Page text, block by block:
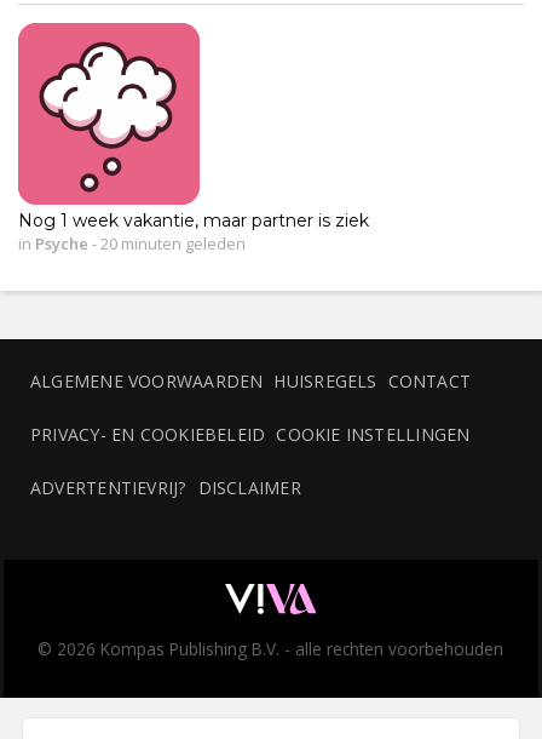
Nog 1 week vakantie, maar partner is ziek
in Psyche - 20 minuten geleden
ALGEMENE VOORWAARDEN HUISREGELS CONTACT
PRIVACY- EN COOKIEBELEID COOKIE INSTELLINGEN
ADVERTENTIEVRIJ? DISCLAIMER
© 2026 Kompas Publishing B.V. - alle rechten voorbehouden